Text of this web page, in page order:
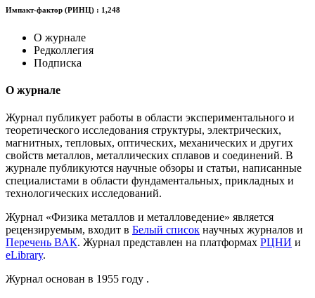
Импакт-фактор (РИНЦ) : 1,248
О журнале
Редколлегия
Подписка
О журнале
Журнал публикует работы в области экспериментального и
теоретического исследования структуры, электрических,
магнитных, тепловых, оптических, механических и других
свойств металлов, металлических сплавов и соединений. В
журнале публикуются научные обзоры и статьи, написанные
специалистами в области фундаментальных, прикладных и
технологических исследований.
Журнал «Физика металлов и металловедение» является
рецензируемым, входит в Белый список научных журналов и
Перечень ВАК. Журнал представлен на платформах РЦНИ и
eLibrary.
Журнал основан в 1955 году .